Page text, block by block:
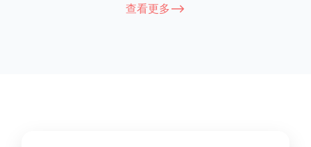
或者咨询厂家客服以获取更准确的信息。
查看更多-->